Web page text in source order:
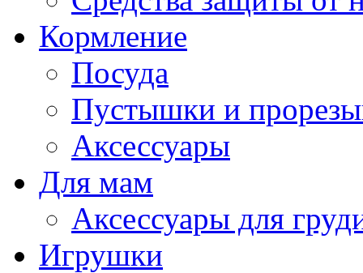
Кормление
Посуда
Пустышки и
Аксессуары
Для мам
Аксессуары для
Игрушки